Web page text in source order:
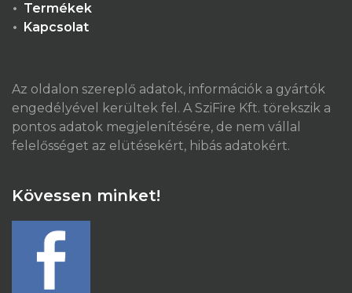
Termékek
Kapcsolat
Az oldalon szereplő adatok, információk a gyártók
engedélyével kerültek fel. A SziFire Kft. törekszik a
pontos adatok megjelenítésére, de nem vállal
felelősséget az elütésekért, hibás adatokért.
Kövessen minket!